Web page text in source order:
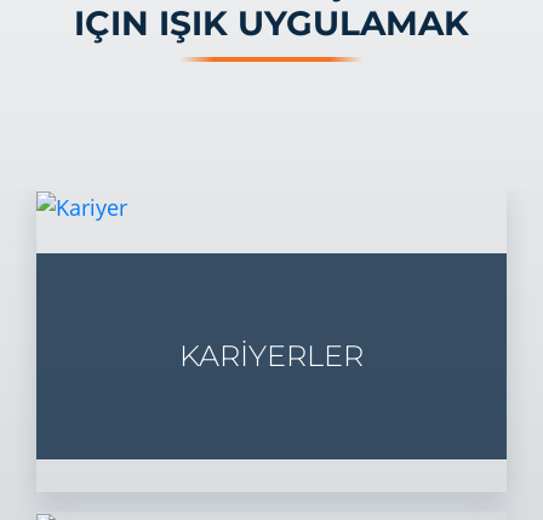
IÇIN IŞIK UYGULAMAK
KARİYERLER